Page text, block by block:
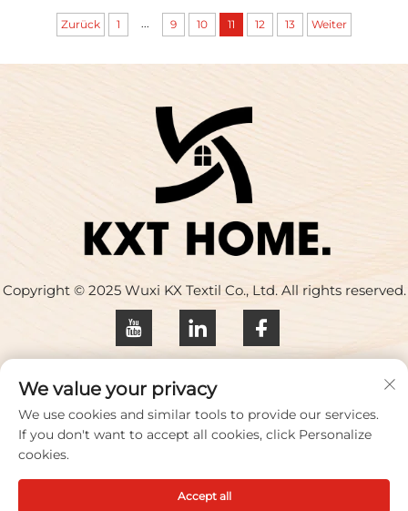
Zurück 1 ... 9 10 11 12 13 Weiter
Copyright © 2025 Wuxi KX Textil Co., Ltd. All rights reserved.
Datenschutzrichtlinie
Kontaktieren Sie uns
Address: Gebäude 17, Huaqing Creative Park, Nr. 33
Zhihui Road, Stadt Wuxi, Provinz Jiangsu, China
+86-18100656573
We value your privacy
We use cookies and similar tools to provide our services.
If you don't want to accept all cookies, click Personalize
cookies.
Accept all